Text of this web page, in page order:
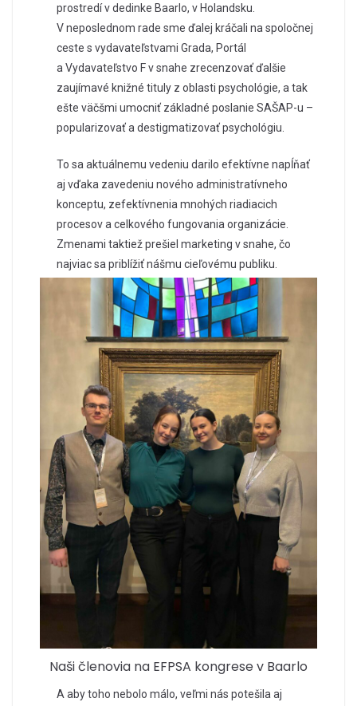
prostredí v dedinke Baarlo, v Holandsku.
V neposlednom rade sme ďalej kráčali na spoločnej
ceste s vydavateľstvami Grada, Portál
a Vydavateľstvo F v snahe zrecenzovať ďalšie
zaujímavé knižné tituly z oblasti psychológie, a tak
ešte väčšmi umocniť základné poslanie SAŠAP-u –
popularizovať a destigmatizovať psychológiu.
To sa aktuálnemu vedeniu darilo efektívne napĺňať
aj vďaka zavedeniu nového administratívneho
konceptu, zefektívnenia mnohých riadiacich
procesov a celkového fungovania organizácie.
Zmenami taktiež prešiel marketing v snahe, čo
najviac sa priblížiť nášmu cieľovému publiku.
Naši členovia na EFPSA kongrese v Baarlo
A aby toho nebolo málo, veľmi nás potešila aj